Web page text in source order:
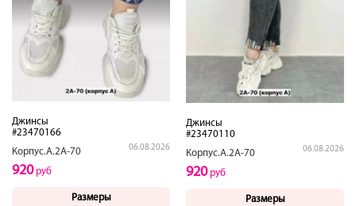
Джинсы
#23470166
Корпус.А.2А-70
06.08.2026
920руб
Размеры
Джинсы
#23470110
Корпус.А.2А-70
06.08.2026
920руб
Размеры